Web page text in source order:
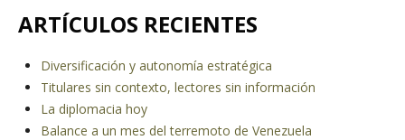
ARTÍCULOS RECIENTES
Diversificación y autonomía estratégica
Titulares sin contexto, lectores sin información
La diplomacia hoy
Balance a un mes del terremoto de Venezuela